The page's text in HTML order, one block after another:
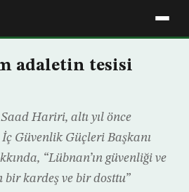
adaletin tesisi
Hariri, altı yıl önce
Güvenlik Güçleri Başkanı
“Lübnan’ın güvenliği ve
bir kardeş ve bir dosttu”